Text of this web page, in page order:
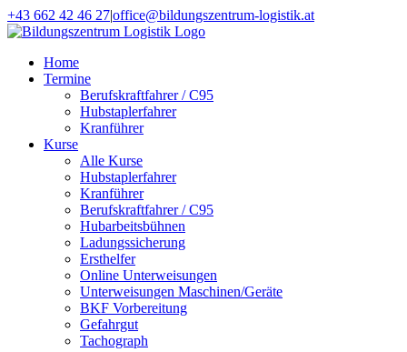
Zum
Inhalt
+43 662 42 46 27|office@bildungszentrum-logistik.at
Facebook
E-
Home
Termine
Berufskraftfahrer / C95
Hubstaplerfahrer
Kranführer
Kurse
Alle Kurse
Hubstaplerfahrer
Kranführer
Berufskraftfahrer / C95
Hubarbeitsbühnen
Ladungssicherung
Ersthelfer
Online Unterweisungen
Unterweisungen Maschinen/Geräte
BKF Vorbereitung
Gefahrgut
Tachograph